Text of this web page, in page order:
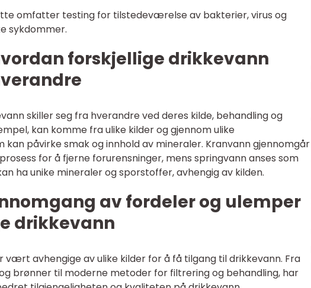
omfatter testing for tilstedeværelse av bakterier, virus og
sykdommer.
forskjellige drikkevann
skiller seg fra hverandre ved deres kilde, behandling og
kan komme fra ulike kilder og gjennom ulike
kan påvirke smak og innhold av mineraler. Kranvann gjennomgår
for å fjerne forurensninger, mens springvann anses som
ha unike mineraler og sporstoffer, avhengig av kilden.
av fordeler og ulemper
drikkevann
vært avhengige av ulike kilder for å få tilgang til drikkevann. Fra
brønner til moderne metoder for filtrering og behandling, har